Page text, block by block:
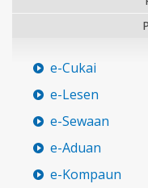
e-Cukai
e-Lesen
e-Sewaan
e-Aduan
e-Kompaun